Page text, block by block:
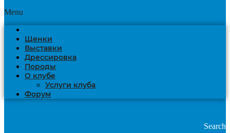
Menu
Щенки
Выставки
Дрессировка
Породы
О клубе
Услуги клуба
Форум
Search